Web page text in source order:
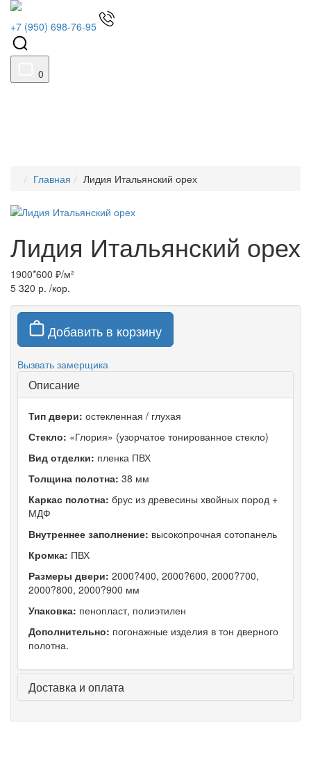
+7 (950) 698-76-95
0
Главная Лидия Итальянский орех
Лидия Итальянский орех
1900*600 ₽/м²
5 320 р. /кор.
Добавить в корзину
Вызвать замерщика
Описание
Тип двери: остекленная / глухая
Стекло: «Глория» (узорчатое тонированное стекло)
Вид отделки: пленка ПВХ
Толщина полотна: 38 мм
Каркас полотна: брус из древесины хвойных пород +
МДФ
Внутреннее заполнение: высокопрочная сотопанель
Кромка: ПВХ
Размеры двери: 2000?400, 2000?600, 2000?700,
2000?800, 2000?900 мм
Упаковка: пенопласт, полиэтилен
Дополнительно: погонажные изделия в тон дверного
полотна.
Доставка и оплата